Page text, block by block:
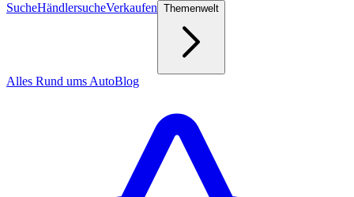
SucheHändlersucheVerkaufen Themenwelt
Alles Rund ums AutoBlog